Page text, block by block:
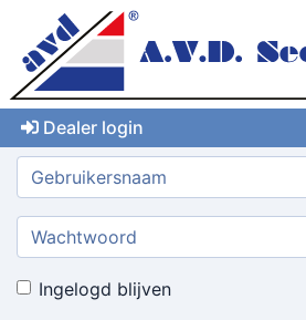
Dealer login
Gebruikersnaam:
Wachtwoord:
Ingelogd blijven